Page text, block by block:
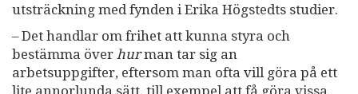
utsträckning med fynden i Erika Högstedts studier.
– Det handlar om frihet att kunna styra och
bestämma över hurman tar sig an
arbetsuppgifter, eftersom man ofta vill göra på ett
lite annorlunda sätt, till exempel att få göra vissa